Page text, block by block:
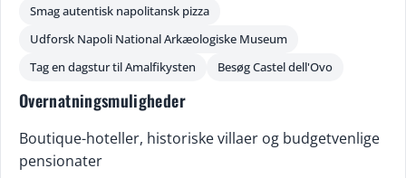
Smag autentisk napolitansk pizza
Udforsk Napoli National Arkæologiske Museum
Tag en dagstur til Amalfikysten
Besøg Castel dell'Ovo
Overnatningsmuligheder
Boutique-hoteller, historiske villaer og budgetvenlige
pensionater